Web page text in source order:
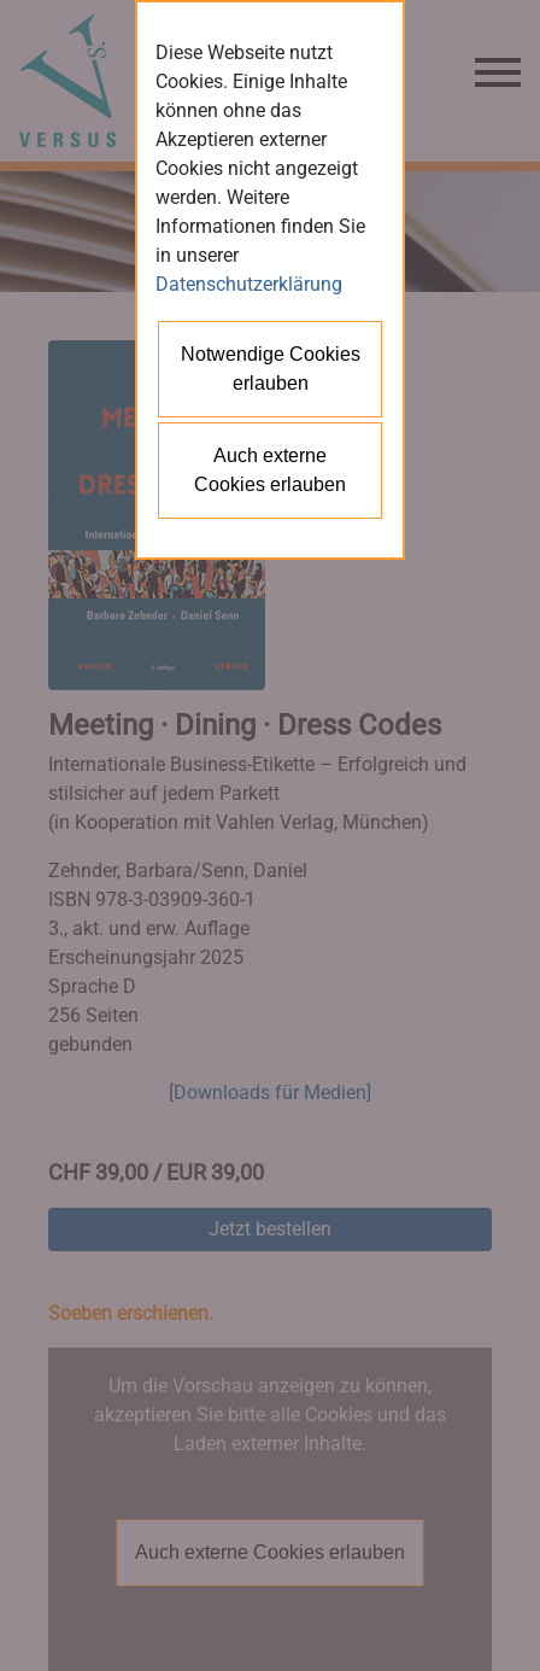
Meeting · Dining · Dress Codes
Internationale Business-Etikette – Erfolgreich und
stilsicher auf jedem Parkett
(in Kooperation mit Vahlen Verlag, München)
Zehnder, Barbara/Senn, Daniel
ISBN 978-3-03909-360-1
3., akt. und erw. Auflage
Erscheinungsjahr 2025
Sprache D
256 Seiten
gebunden
[Downloads für Medien]
CHF 39,00 / EUR 39,00
Jetzt bestellen
Soeben erschienen.
Um die Vorschau anzeigen zu können,
akzeptieren Sie bitte alle Cookies und das
Laden externer Inhalte.
Auch externe Cookies erlauben
Diese Webseite nutzt
Cookies. Einige Inhalte
können ohne das
Akzeptieren externer
Cookies nicht angezeigt
werden. Weitere
Informationen finden Sie
in unserer
Datenschutzerklärung
Notwendige Cookies
erlauben
Auch externe
Cookies erlauben